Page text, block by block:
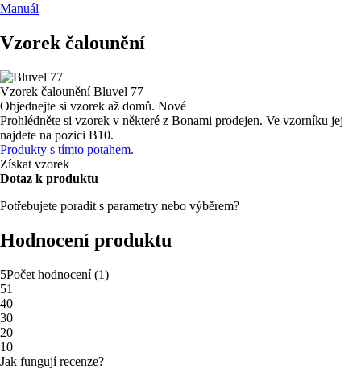
Manuál
Vzorek čalounění
Vzorek čalounění Bluvel 77
Objednejte si vzorek až domů. Nové
Prohlédněte si vzorek v některé z Bonami prodejen. Ve vzorníku jej
najdete na pozici B10.
Produkty s tímto potahem.
Získat vzorek
Dotaz k produktu
Potřebujete poradit s parametry nebo výběrem?
Hodnocení produktu
5Počet hodnocení(1)
51
40
30
20
10
Jak fungují recenze?